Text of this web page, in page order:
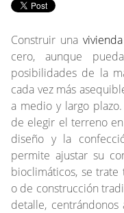
Construir una
cero, aunque
posibilidades de la
cada vez más
a medio y largo
de elegir el terreno
diseño y la
permite ajustar su
bioclimáticos, se
o de construcción
detalle,